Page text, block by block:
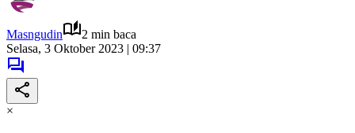
Masngudin
2 min baca
Selasa, 3 Oktober 2023 | 09:37
×